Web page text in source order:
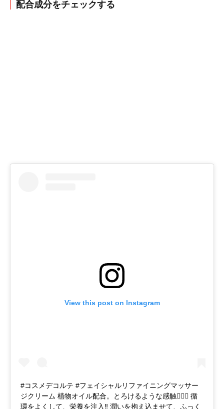
配合成分をチェックする
View this post on Instagram
#コスメデコルテ #フェイシャルリファイニングマッサー
ジクリーム 植物オイル配合。とろけるような感触💁🏻‍♀️ 循
環をよくして、栄養を注入‼️ 潤いを抱え込ませて、ふっく